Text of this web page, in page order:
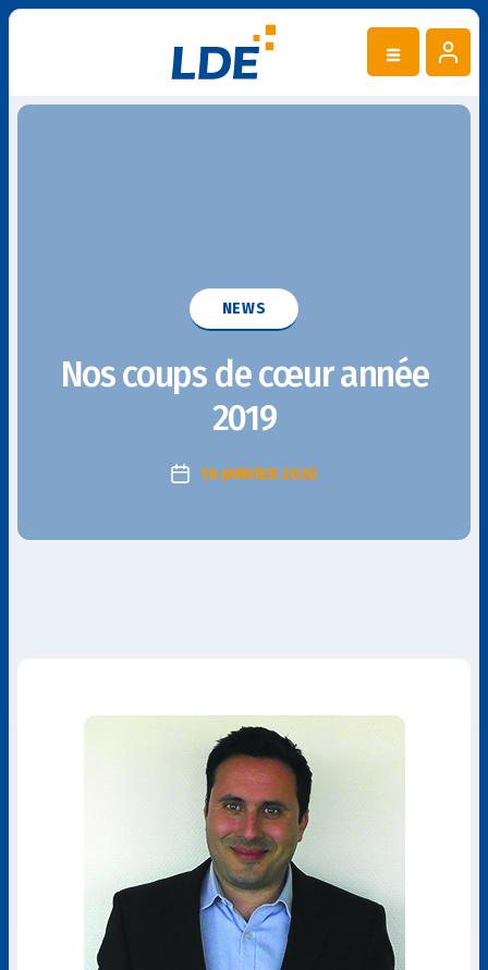
Catégories
NEWS
Nos coups de cœur année
2019
Date16 JANVIER 2020